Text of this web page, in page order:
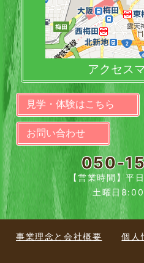
アクセス
見学・体験はこちら
お問い合わせ
050-
【営業時間】
土曜日
事業理念と会社概要 個人